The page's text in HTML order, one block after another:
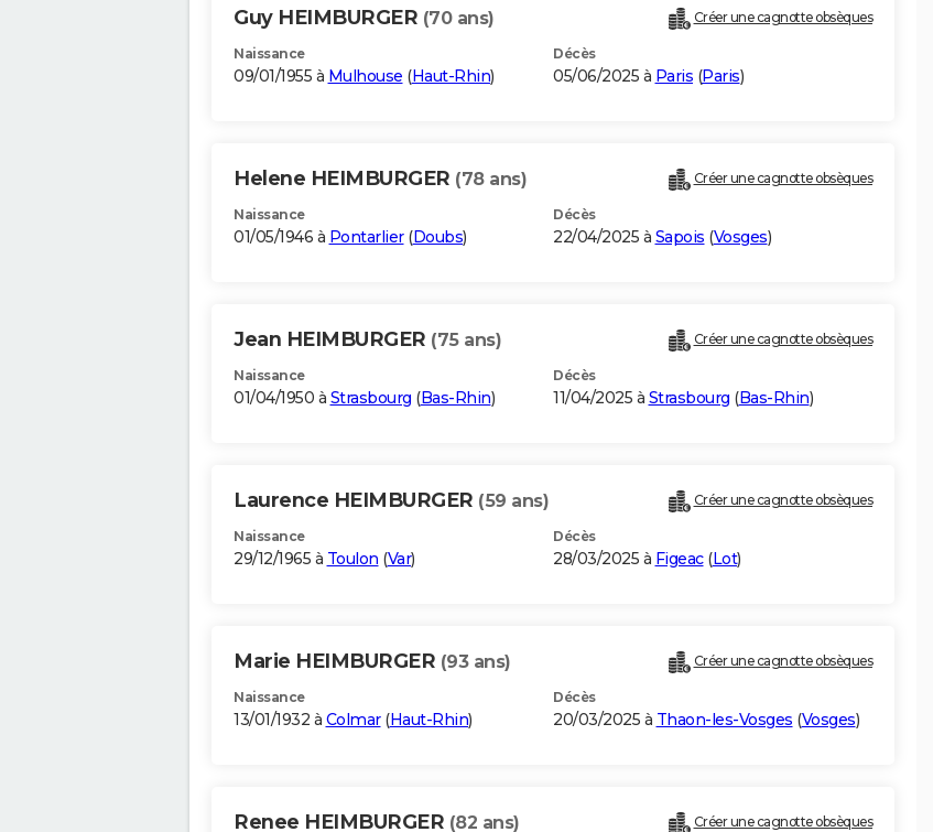
Guy HEIMBURGER (70 ans) Créer une cagnotte obsèques
Naissance
09/01/1955 à Mulhouse (Haut-Rhin)
Décès
05/06/2025 à Paris (Paris)
Helene HEIMBURGER (78 ans) Créer une cagnotte obsèques
Naissance
01/05/1946 à Pontarlier(Doubs)
Décès
22/04/2025 à Sapois (Vosges)
Jean HEIMBURGER (75 ans) Créer une cagnotte obsèques
Naissance
01/04/1950 à Strasbourg (Bas-Rhin)
Décès
11/04/2025 à Strasbourg (Bas-Rhin)
Laurence HEIMBURGER (59 ans) Créer une cagnotte obsèques
Naissance
29/12/1965 à Toulon (Var)
Décès
28/03/2025 à Figeac(Lot)
Marie HEIMBURGER (93 ans) Créer une cagnotte obsèques
Naissance
13/01/1932 à Colmar(Haut-Rhin)
Décès
20/03/2025 à Thaon-les-Vosges (Vosges)
Renee HEIMBURGER (82 ans) Créer une cagnotte obsèques